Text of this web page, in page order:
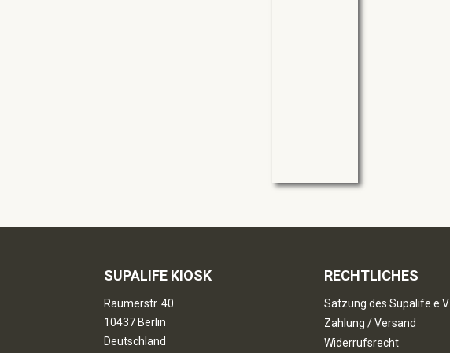
SUPALIFE KIOSK
Raumerstr. 40
10437 Berlin
Deutschland
RECHTLICHES
Satzung des Supalife e.V.
Zahlung / Versand
Widerrufsrecht